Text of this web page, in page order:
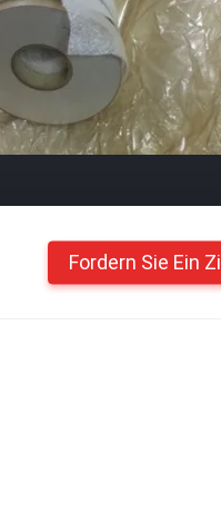
Fordern Sie Ein